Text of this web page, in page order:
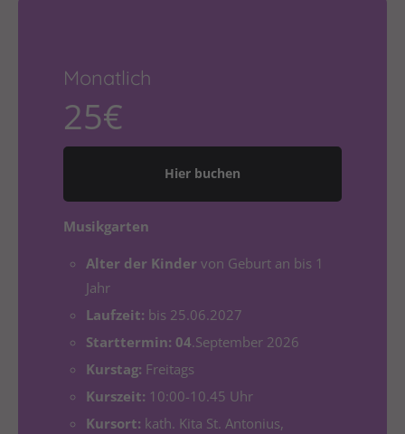
About us
Lorem ipsum dolor sit amet, consectetuer
adipiscing elit.
Aenean commodo ligula eget dolor. Aenean massa.
quam felis, ultricies nec.
Monatlich
25€
Hier buchen
Musikgarten
Alter der Kinder von Geburt an bis 1
Jahr
Laufzeit: bis 25.06.2027
Starttermin: 04.September 2026
Kurstag: Freitags
Kurszeit: 10:00-10.45 Uhr
Kursort: kath. Kita St. Antonius,